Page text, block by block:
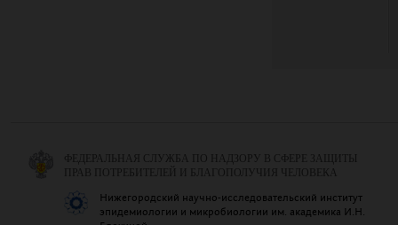
ФЕДЕРАЛЬНАЯ СЛУЖБА ПО НАДЗОРУ В СФЕРЕ ЗАЩИТЫ
ПРАВ ПОТРЕБИТЕЛЕЙ И БЛАГОПОЛУЧИЯ ЧЕЛОВЕКА
Нижегородский научно-исследовательский институт
эпидемиологии и микробиологии им. академика И.Н.